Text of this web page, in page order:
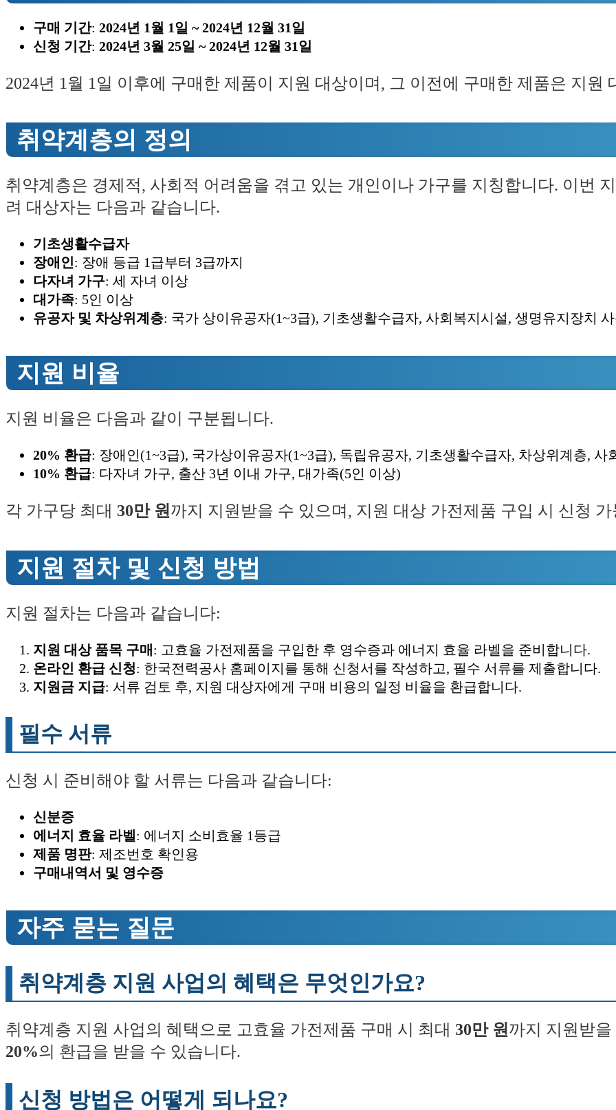
구매 기간: 2024년 1월 1일 ~ 2024년 12월 31일
신청 기간: 2024년 3월 25일 ~ 2024년 12월 31일
2024년 1월 1일 이후에 구매한 제품이 지원 대상이며, 그 이전에 구매한 제품은 지원
취약계층의 정의
취약계층은 경제적, 사회적 어려움을 겪고 있는 개인이나 가구를 지칭합니다. 이번
려 대상자는 다음과 같습니다.
기초생활수급자
장애인: 장애 등급 1급부터 3급까지
다자녀 가구: 세 자녀 이상
대가족: 5인 이상
유공자 및 차상위계층: 국가 상이유공자(1~3급), 기초생활수급자, 사회복지시설, 생명유지장치
지원 비율
지원 비율은 다음과 같이 구분됩니다.
20% 환급: 장애인(1~3급), 국가상이유공자(1~3급), 독립유공자, 기초생활수급자, 차상위계층,
10% 환급: 다자녀 가구, 출산 3년 이내 가구, 대가족(5인 이상)
각 가구당 최대 30만 원까지 지원받을 수 있으며, 지원 대상 가전제품 구입 시 신청
지원 절차 및 신청 방법
지원 절차는 다음과 같습니다:
지원 대상 품목 구매: 고효율 가전제품을 구입한 후 영수증과 에너지 효율 라벨을 준비합니다.
온라인 환급 신청: 한국전력공사 홈페이지를 통해 신청서를 작성하고, 필수 서류를 제출합니다.
지원금 지급: 서류 검토 후, 지원 대상자에게 구매 비용의 일정 비율을 환급합니다.
필수 서류
신청 시 준비해야 할 서류는 다음과 같습니다:
신분증
에너지 효율 라벨: 에너지 소비효율 1등급
제품 명판: 제조번호 확인용
구매내역서 및 영수증
자주 묻는 질문
취약계층 지원 사업의 혜택은 무엇인가요?
취약계층 지원 사업의 혜택으로 고효율 가전제품 구매 시 최대 30만 원 까지 지원받
20%의 환급을 받을 수 있습니다.
신청 방법은 어떻게 되나요?